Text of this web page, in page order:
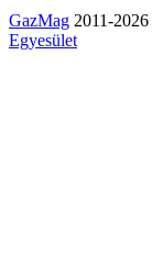
GazMag 2011-2026
Egyesület